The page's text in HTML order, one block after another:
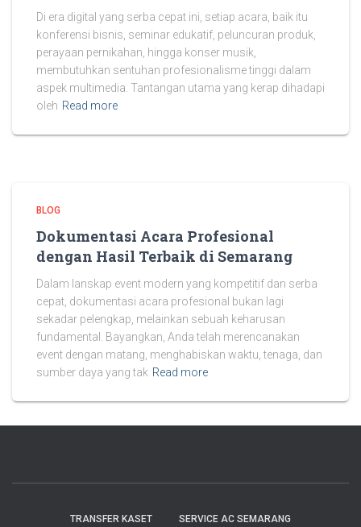
Di era digital yang serba cepat ini, setiap acara, baik itu
konferensi bisnis, seminar edukatif, peluncuran produk,
perayaan pernikahan, hingga konser musik,
membutuhkan sentuhan profesionalisme tinggi dalam
aspek multimedia. Tantangan utama yang kerap dihadapi
oleh Read more
BLOG
Dokumentasi Acara Profesional
dengan Hasil Terbaik di Semarang
Dalam lanskap event modern yang kompetitif dan serba
cepat, dokumentasi acara profesional bukan lagi
sekadar pelengkap, melainkan sebuah keharusan
fundamental. Bayangkan, Anda telah merencanakan
event dengan matang, menghabiskan waktu, tenaga, dan
sumber daya yang tak Read more
TRANSFER KASET SERVICE AC SEMARANG